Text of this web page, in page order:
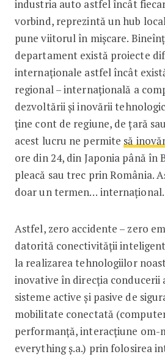
industria auto astfel încât
vorbind, reprezintă un hub
pune viitorul în mișcare.
departament există proiecte
internaționale astfel încât
regional – internațională a
dezvoltării și inovării
ține cont de regiune, de țară
acest lucru ne permite să
ore din 24, din Japonia până în
pleacă sau trec prin România.
doar un termen… internațional.
Astfel, zero accidente – zero
datorită conectivității
la realizarea tehnologiilor
inovative în direcția conducerii
sisteme active și pasive de
mobilitate conectată
performanță, interacțiune om-
everything ș.a.) prin folosirea